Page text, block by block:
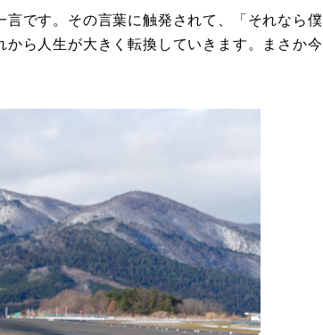
です。その言葉に触発されて、「それなら僕
ら人生が大きく転換していきます。まさか今